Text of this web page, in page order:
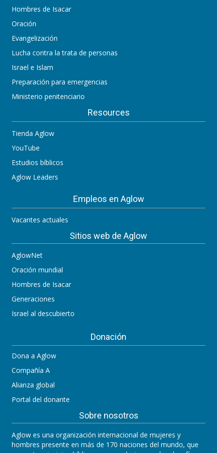
Hombres de Isacar
Oración
Evangelización
Lucha contra la trata de personas
Israel e Islam
Preparación para emergencias
Ministerio penitenciario
Resources
Tienda Aglow
YouTube
Estudios bíblicos
Aglow Leaders
Empleos en Aglow
Vacantes actuales
Sitios web de Aglow
AglowNet
Oración mundial
Hombres de Isacar
Generaciones
Israel al descubierto
Donación
Dona a Aglow
Compañía A
Alianza global
Portal del donante
Sobre nosotros
Aglow es una organización internacional de mujeres y
hombres presente en más de 170 naciones del mundo, que